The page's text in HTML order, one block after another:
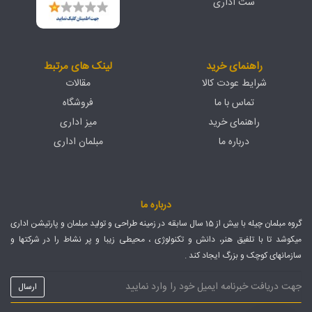
لینک های مرتبط
مقالات
فروشگاه
میز اداری
مبلمان اداری
راهنمای خرید
شرایط عودت کالا
تماس با ما
راهنمای خرید
درباره ما
درباره ما
گروه مبلمان چیله با بیش از 15 سال سابقه در زمینه طراحی و تولید مبلمان و پارتیشن اداری
میکوشد تا با تلفیق هنر، دانش و تکنولوژی ، محیطی زیبا و پر نشاط را در شرکتها و
سازمانهای کوچک و بزرگ ایجاد کند .